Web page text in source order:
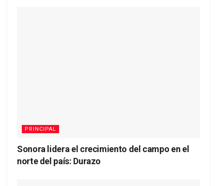
PRINCIPAL
Sonora lidera el crecimiento del campo en el
norte del país: Durazo